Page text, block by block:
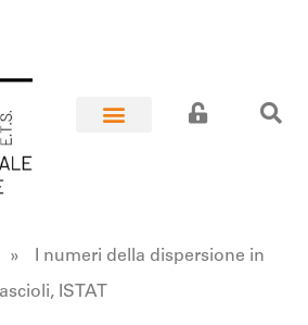
» I numeri della dispersione in
ISTAT